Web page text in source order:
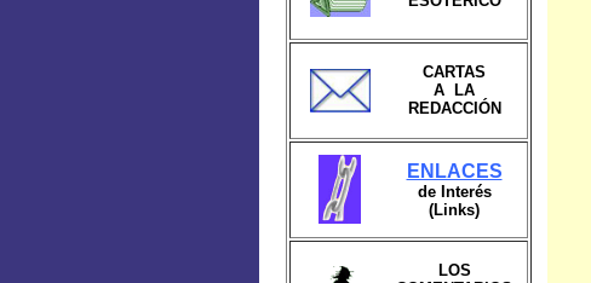
CARTAS
A LA
REDACCIÓN
ENLACES
de Interés
(Links)
LOS